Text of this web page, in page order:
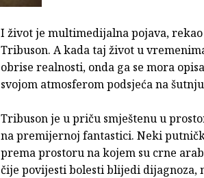
I život je multimedijalna pojava,
Tribuson. A kada taj život u
obrise realnosti, onda ga se mora
svojom atmosferom podsjeća na
Tribuson je u priču smještenu u
na premijernoj fantastici. Neki
prema prostoru na kojem su crne
čije povijesti bolesti blijedi